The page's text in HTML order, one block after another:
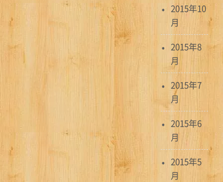
2015年10
月
2015年8
月
2015年7
月
2015年6
月
2015年5
月